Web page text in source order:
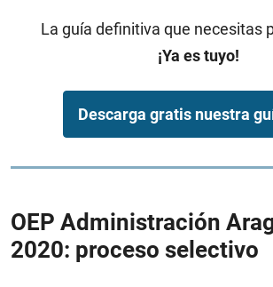
La guía definitiva que necesitas
¡Ya es tuyo!
Descarga gratis nuestra
OEP Administración
2020: proceso selectivo